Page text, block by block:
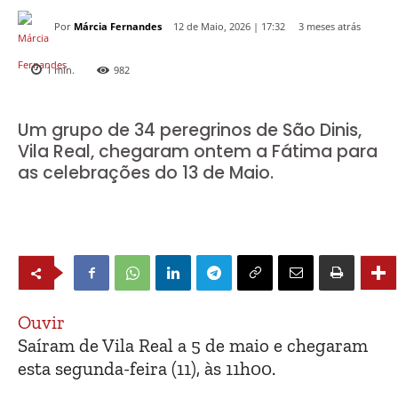
Por Márcia Fernandes 12 de Maio, 2026 | 17:32 3 meses atrás
1min. 982
Um grupo de 34 peregrinos de São Dinis,
Vila Real, chegaram ontem a Fátima para
as celebrações do 13 de Maio.
Ouvir
Saíram de Vila Real a 5 de maio e chegaram
esta segunda-feira (11), às 11h00.